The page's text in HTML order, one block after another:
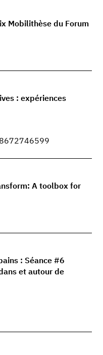
Mobilithèse du Forum
: expériences
A toolbox for
: Séance #6
et autour de